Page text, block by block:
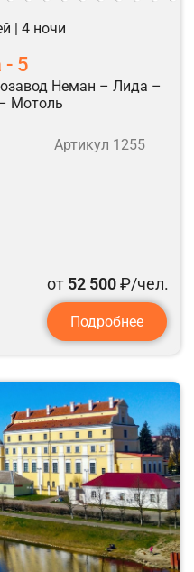
| 4 ночи
5
Неман – Лида –
Мотоль
Артикул 1255
от 52 500₽/чел.
Подробнее